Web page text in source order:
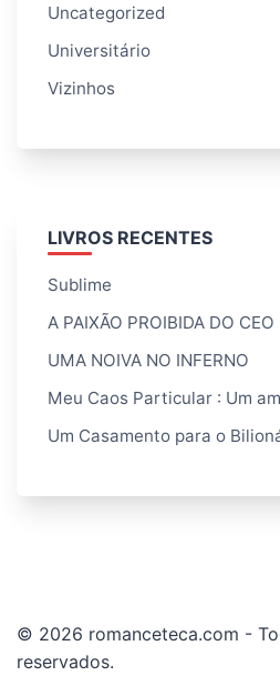
Uncategorized
Universitário
Vizinhos
LIVROS RECENTES
Sublime
A PAIXÃO PROIBIDA DO CEO
UMA NOIVA NO INFERNO
Meu Caos Particular : Um
Um Casamento para o
© 2026 romanceteca.com -
reservados.